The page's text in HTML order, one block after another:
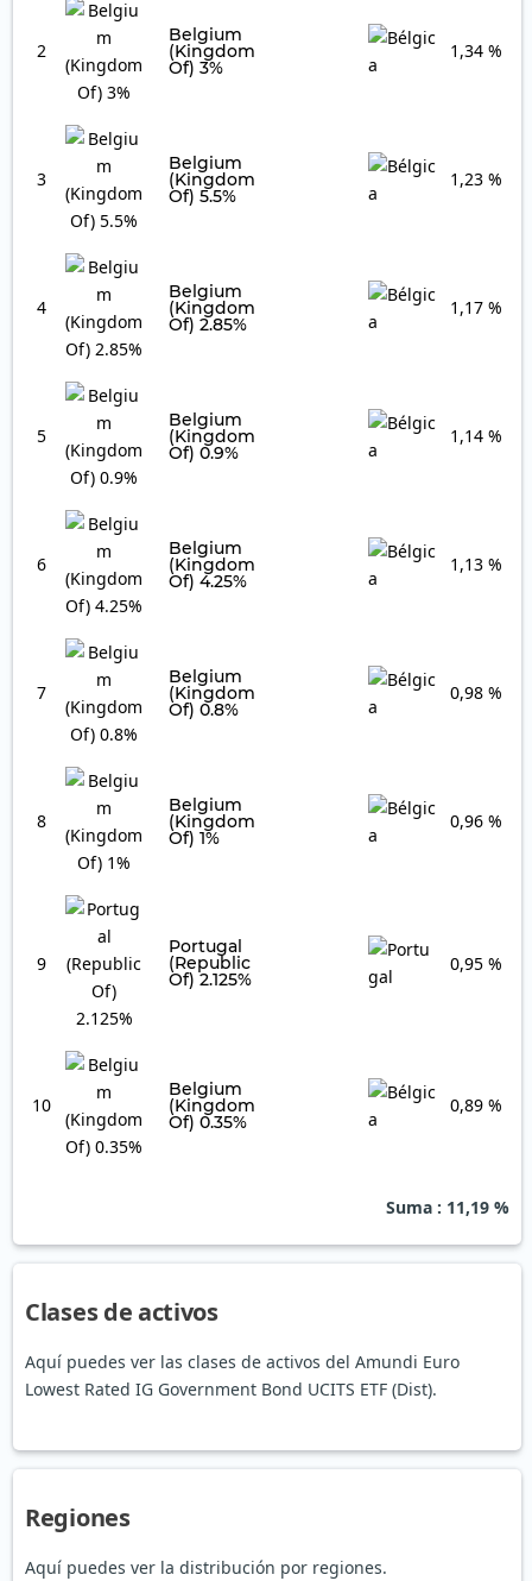
2
Belgium
(Kingdom
Of) 3%
1,34 %
3
Belgium
(Kingdom
Of) 5.5%
1,23 %
4
Belgium
(Kingdom
Of) 2.85%
1,17 %
5
Belgium
(Kingdom
Of) 0.9%
1,14 %
6
Belgium
(Kingdom
Of) 4.25%
1,13 %
7
Belgium
(Kingdom
Of) 0.8%
0,98 %
8
Belgium
(Kingdom
Of) 1%
0,96 %
9
Portugal
(Republic
Of) 2.125%
0,95 %
10
Belgium
(Kingdom
Of) 0.35%
0,89 %
Suma : 11,19 %
Clases de activos
Aquí puedes ver las clases de activos del Amundi Euro
Lowest Rated IG Government Bond UCITS ETF (Dist).
Regiones
Aquí puedes ver la distribución por regiones.